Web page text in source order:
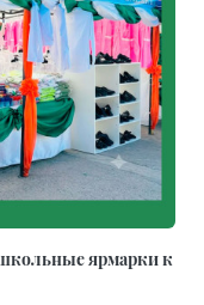
ярмарки к